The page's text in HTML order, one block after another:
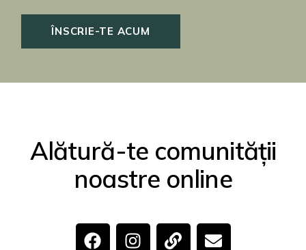
ÎNSCRIE-TE ACUM
Alătură-te comunității
noastre online